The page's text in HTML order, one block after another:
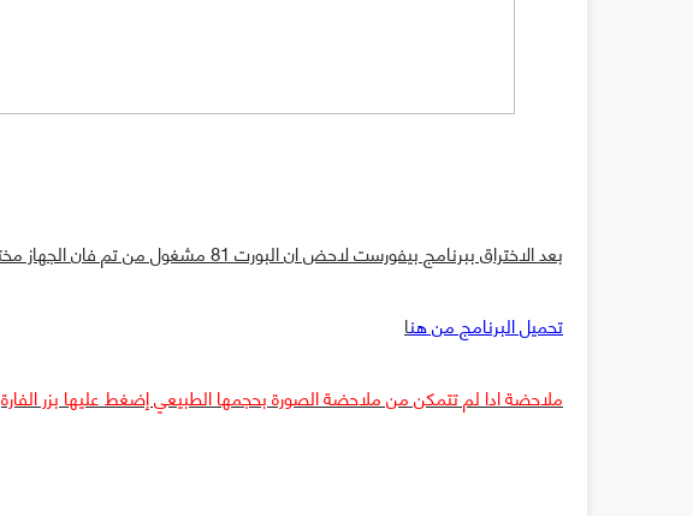
بعد الاختراق ببرنامج بيفورست لاحض ان البورت 81 مشغول من تم فان الجهاز مخترق كما يمكن ملاحضة ايبي المخترق
تحميل البرنامج من هنا
ملاحضة ادا لم تتمكن من ملاحضة الصورة بحجمها الطبيعي إضغط عليها بزر الفارة